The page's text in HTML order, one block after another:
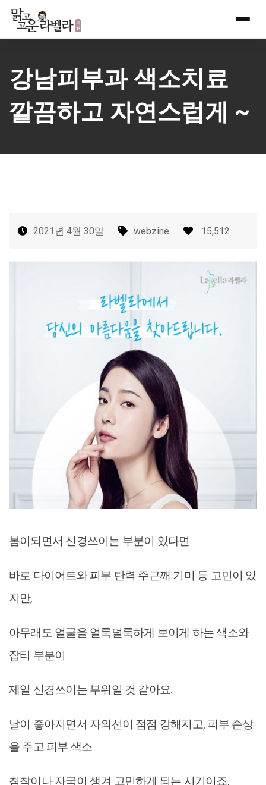
Skip
content
강남피부과 색소치료
깔끔하고 자연스럽게 ~
2021년 4월 30일 webzine 15,512
봄이되면서 신경쓰이는 부분이 있다면
바로 다이어트와 피부 탄력 주근깨 기미 등 고민이 있
지만,
아무래도 얼굴을 얼룩덜룩하게 보이게 하는 색소와
잡티 부분이
제일 신경쓰이는 부위일 것 같아요.
날이 좋아지면서 자외선이 점점 강해지고, 피부 손상
을 주고 피부 색소
침착이나 자국이 생겨 고민하게 되는 시기이죠,